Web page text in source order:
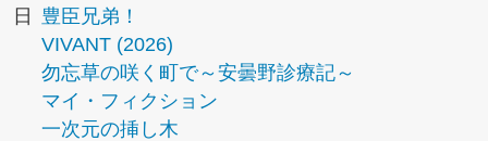
日
豊臣兄弟！
VIVANT (2026)
勿忘草の咲く町で～安曇野診療記～
マイ・フィクション
一次元の挿し木